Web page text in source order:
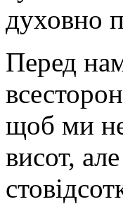
духовно
Перед
щоб ми не
висот,